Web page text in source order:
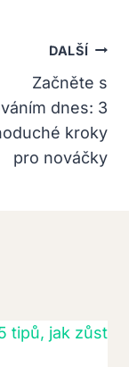
DALŠÍ
Začněte s
dnes: 3
kroky
pro nováčky